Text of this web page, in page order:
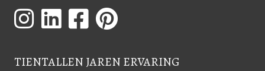
TIENTALLEN JAREN ERVARING